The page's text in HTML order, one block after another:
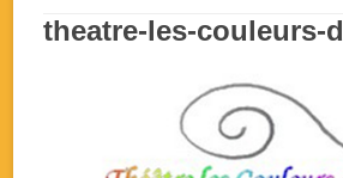
theatre-les-couleurs-